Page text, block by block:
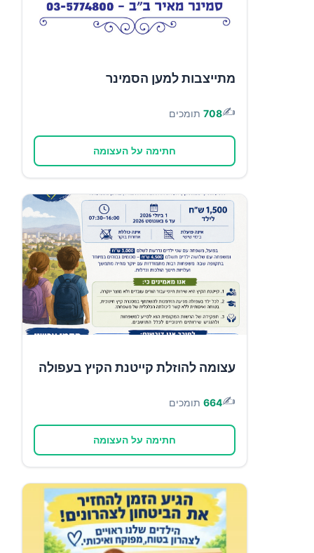
מתייצבות למען הסמינר
✍️
708 תומכים
חתימה על העצומה
עצומה להוזלת קייטנת הקיץ בעפולה
✍️
664 תומכים
חתימה על העצומה